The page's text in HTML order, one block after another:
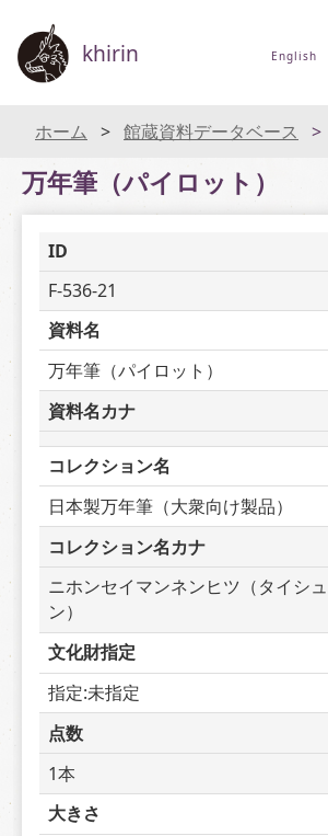
khirin English
ホーム 館蔵資料データベース
万年筆（パイロット）
ID
F-536-21
資料名
万年筆（パイロット）
資料名カナ
コレクション名
日本製万年筆（大衆向け製品）
コレクション名カナ
ニホンセイマンネンヒツ（タイシ
ン）
文化財指定
指定:未指定
点数
1本
大きさ